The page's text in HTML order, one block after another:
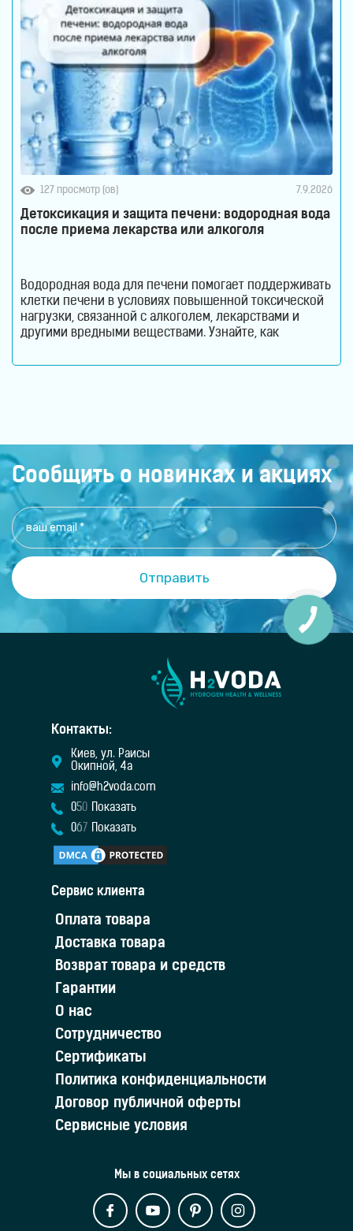
127 просмотр (ов) 7.9.2026
Детоксикация и защита печени: водородная вода
после приема лекарства или алкоголя
Водородная вода для печени помогает поддерживать
клетки печени в условиях повышенной токсической
нагрузки, связанной с алкоголем, лекарствами и
другими вредными веществами. Узнайте, как
оксидативного стресса и защите гепатоцитов. Печень
Сообщить о новинках и акциях
Контакты:
Киев, ул. Раисы
Окипной, 4а
info@h2voda.com
050
Показать
067 Показать
Сервис клиента
Оплата товара
Доставка товара
Возврат товара и средств
Гарантии
О нас
Сотрудничество
Сертификаты
Политика конфиденциальности
Договор публичной оферты
Сервисные условия
Мы в социальных сетях